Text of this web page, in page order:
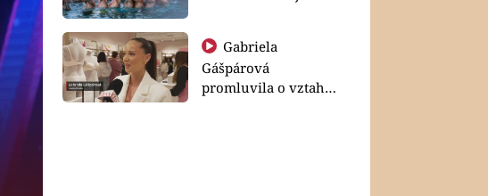
Gabriela
Gášpárová
promluvila o vztahu